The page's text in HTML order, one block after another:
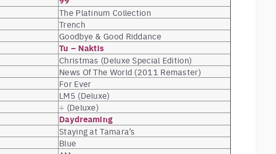
The Platinum Collection
Trench
Goodbye & Good Riddance
Tu – Naktis
Christmas (Deluxe Special Edition)
News Of The World (2011 Remaster)
For Ever
LM5 (Deluxe)
÷ (Deluxe)
Daydreaming
Staying at Tamara’s
Blue